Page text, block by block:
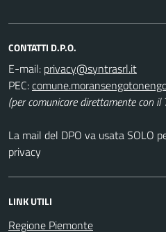
CONTATTI D.P.O.
E-mail:
PEC:
(per comunicare direttamente con
La mail del DPO va usata SOLO
privacy
LINK UTILI
Regione Piemonte